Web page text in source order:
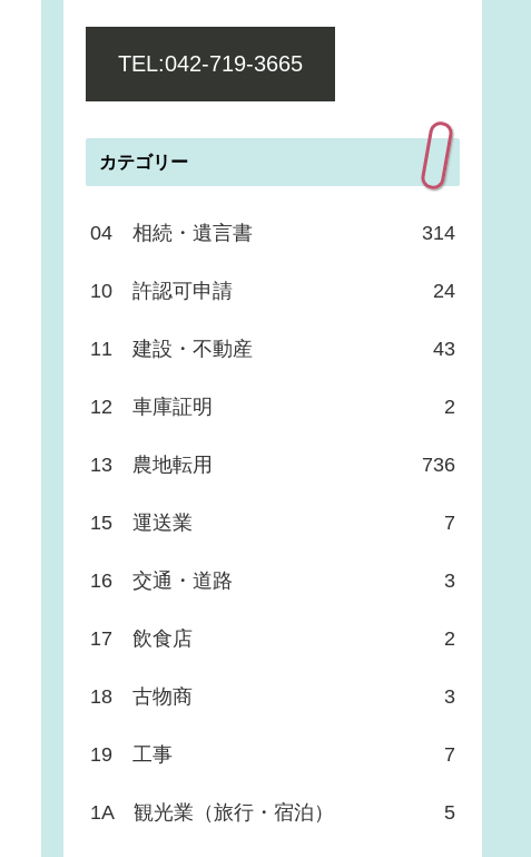
TEL:042-719-3665
カテゴリー
04 相続・遺言書 314
10 許認可申請 24
11 建設・不動産 43
12 車庫証明 2
13 農地転用 736
15 運送業 7
16 交通・道路 3
17 飲食店 2
18 古物商 3
19 工事 7
1A 観光業（旅行・宿泊） 5